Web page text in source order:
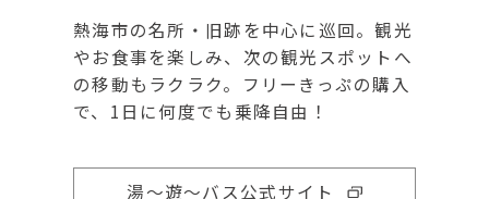
熱海市の名所・旧跡を中心に巡回。観光
やお食事を楽しみ、次の観光スポットへ
の移動もラクラク。フリーきっぷの購入
で、1日に何度でも乗降自由！
湯～遊～バス公式サイト